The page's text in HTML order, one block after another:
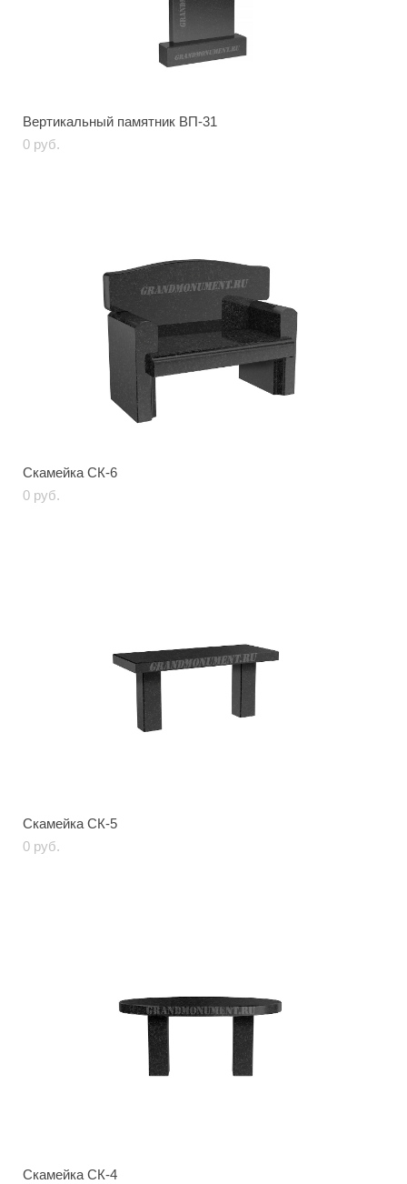
Вертикальный памятник ВП-31
0 pуб.
Скамейка СК-6
0 pуб.
Скамейка СК-5
0 pуб.
Скамейка СК-4